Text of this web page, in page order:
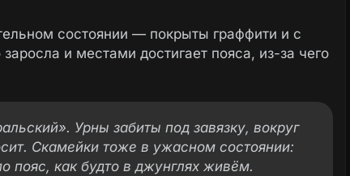
состоянии — покрыты граффити и с
и местами достигает пояса, из-за чего
Урны забиты под завязку, вокруг
Скамейки тоже в ужасном состоянии:
пояс, как будто в джунглях живём.